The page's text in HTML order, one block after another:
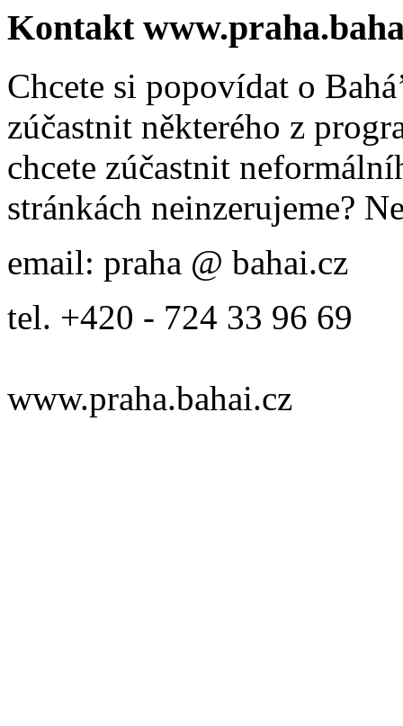
Kontakt
Chcete si popovídat o
zúčastnit některého z
chcete zúčastnit
stránkách neinzerujeme?
email: praha @ bahai.cz
tel. +420 - 724 33 96 69
www.praha.bahai.cz